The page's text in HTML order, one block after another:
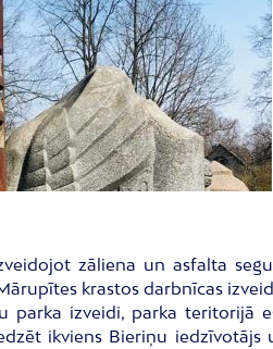
zāliena un asfalta
krastos darbnīcas
parka izveidi, parka teritorijā
ikviens Bieriņu